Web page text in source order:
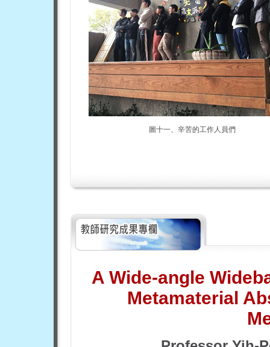
圖十一、辛苦的工作人員們
AWide-angle
Metamaterial